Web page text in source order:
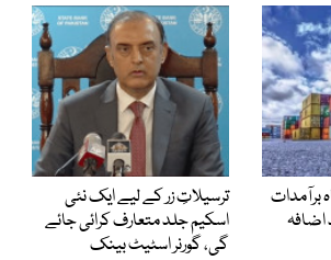
برآمدات
اضافہ
ترسیلاتِ زر کے لیے ایک نئی
اسکیم جلد متعارف کرائی جائے
گی، گورنر اسٹیٹ بینک